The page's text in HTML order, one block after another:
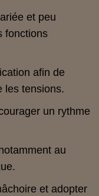
et peu
fonctions
afin de
les tensions.
un rythme
au
et adopter